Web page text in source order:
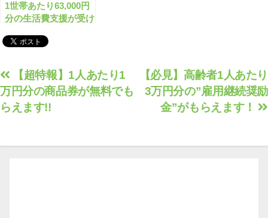
1世帯あたり63,000円
分の生活費支援が受け
投
稿
ナ
ゲ
【必見】高齢者1人あたり
3万円分の”雇用継続奨励
金”がもらえます！
【超特報】1人あたり1
万円分の商品券が無料でも
らえます!!